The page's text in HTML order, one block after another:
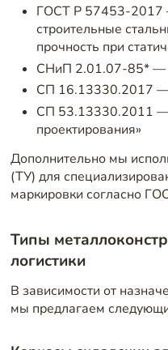
ГОСТ Р 57453-2017
строительные
прочность при
СНиП 2.01.07-85* —
СП 16.13330.2017 —
СП 53.13330.2011
проектирования»
Дополнительно мы
(ТУ) для
маркировки согласно
Типы
логистики
В зависимости от
мы предлагаем